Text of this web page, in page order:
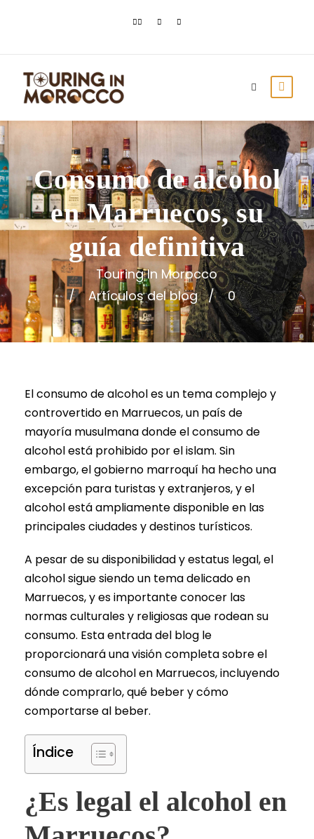
Touring In Morocco
Artículos del blog
0
Consumo de alcohol
en Marruecos, su
guía definitiva
El consumo de alcohol es un tema complejo y
controvertido en Marruecos, un país de
mayoría musulmana donde el consumo de
alcohol está prohibido por el islam. Sin
embargo, el gobierno marroquí ha hecho una
excepción para turistas y extranjeros, y el
alcohol está ampliamente disponible en las
principales ciudades y destinos turísticos.
A pesar de su disponibilidad y estatus legal, el
alcohol sigue siendo un tema delicado en
Marruecos, y es importante conocer las
normas culturales y religiosas que rodean su
consumo. Esta entrada del blog le
proporcionará una visión completa sobre el
consumo de alcohol en Marruecos, incluyendo
dónde comprarlo, qué beber y cómo
comportarse al beber.
Índice
¿Es legal el alcohol en